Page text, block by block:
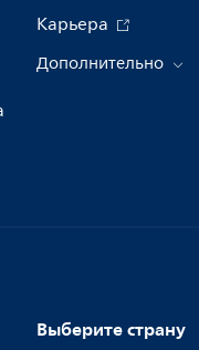
Карьера
Дополнительно
Выберите страну